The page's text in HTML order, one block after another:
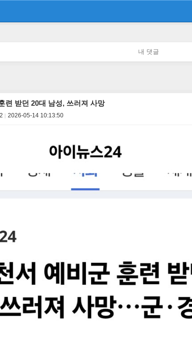
내 댓글
련 받던 20대 남성, 쓰러져 사망
2026-05-14 10:13:50